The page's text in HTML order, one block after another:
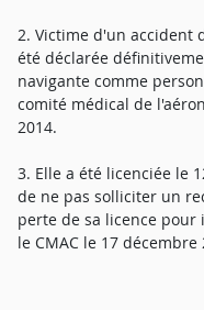
2. Victime d'un accident
été déclarée
navigante comme
comité médical de
2014.
3. Elle a été licenciée le
de ne pas solliciter un
perte de sa licence
le CMAC le 17 décembre